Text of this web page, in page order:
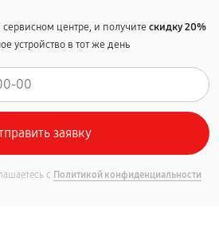
центре, и получитескидку 20%
устройство в тот же день
с Политикой конфиденциальности